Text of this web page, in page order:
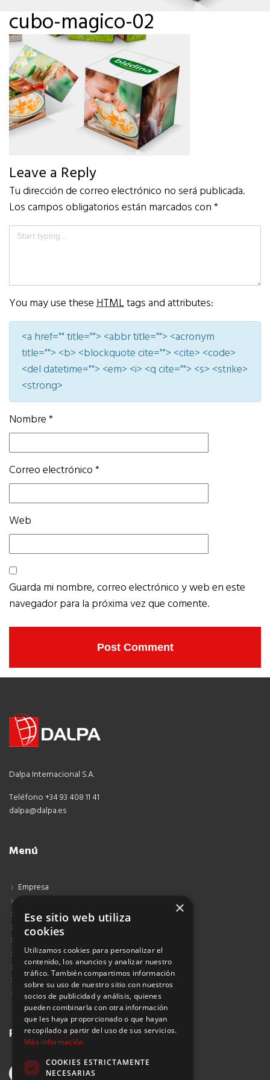
cubo-magico-02
Leave a Reply
Tu dirección de correo electrónico no será publicada.
Los campos obligatorios están marcados con*
You may use theseHTMLtags and attributes:
<a href="" title=""> <abbr title=""> <acronym
title=""> <b> <blockquote cite=""> <cite> <code>
<del datetime=""> <em> <i> <q cite=""> <s> <strike>
<strong>
Nombre*
Correo electrónico*
Web
Guarda mi nombre, correo electrónico y web en este
navegador para la próxima vez que comente.
Dalpa Internacional S.A.
Teléfono +34 93 408 11 41
dalpa@dalpa.es
Menú
Empresa
Blog
Aviso Legal
Política de Privacidad
Política de Cookies
Política de Privacidad Redes Sociales
Suscribirse al Newsletter
Redes sociales
×
Ese sitio web utiliza
cookies
Utilizamos cookies para personalizar el
contenido, los anuncios y analizar nuestro
tráfico. También compartimos información
sobre su uso de nuestro sitio con nuestros
socios de publicidad y análisis, quienes
pueden combinarla con otra información
que les haya proporcionado o que hayan
recopilado a partir del uso de sus servicios.
Más información
COOKIES ESTRICTAMENTE
NECESARIAS